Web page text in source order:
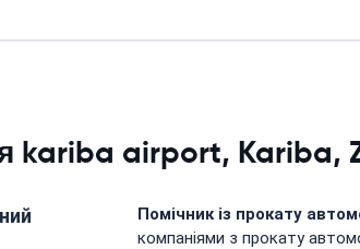
kariba airport, Kariba,
Помічник із прокату
компаніями з прокату